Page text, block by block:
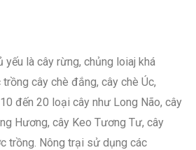
yếu là cây rừng, chủng loiaj khá
cây chè đắng, cây chè Úc,
đến 20 loại cây như Long Não, cây
Hương, cây Keo Tương Tư, cây
trồng. Nông trại sử dụng các